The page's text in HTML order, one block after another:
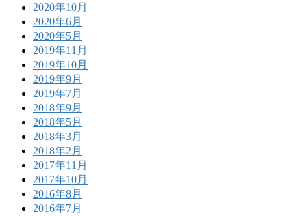
2020年10月
2020年6月
2020年5月
2019年11月
2019年10月
2019年9月
2019年7月
2018年9月
2018年5月
2018年3月
2018年2月
2017年11月
2017年10月
2016年8月
2016年7月